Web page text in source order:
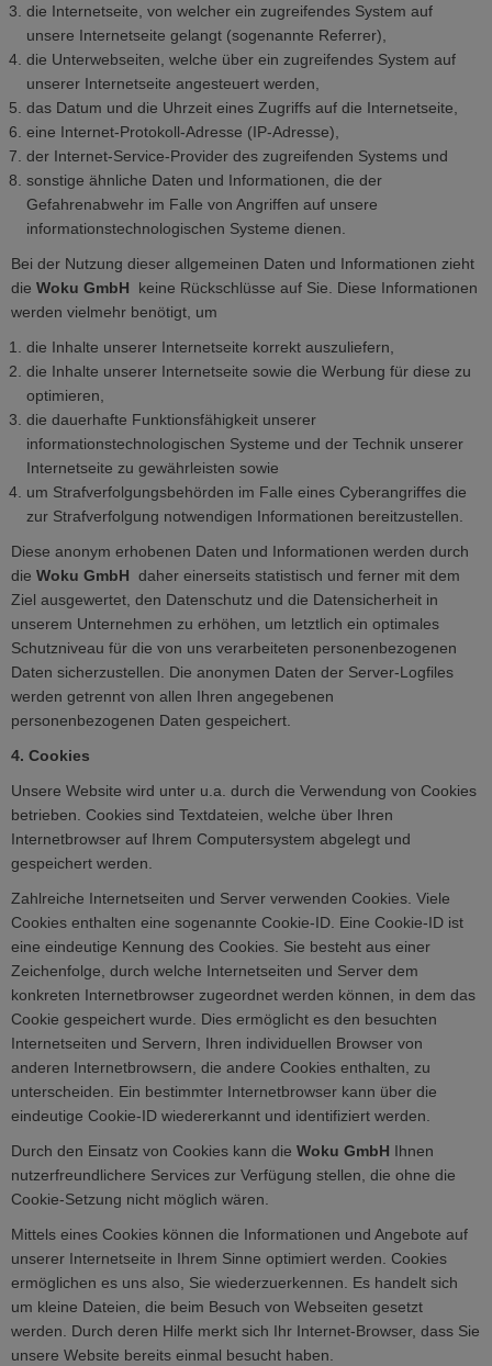
die Internetseite, von welcher ein zugreifendes System auf
unsere Internetseite gelangt (sogenannte Referrer),
die Unterwebseiten, welche über ein zugreifendes System auf
unserer Internetseite angesteuert werden,
das Datum und die Uhrzeit eines Zugriffs auf die Internetseite,
eine Internet-Protokoll-Adresse (IP-Adresse),
der Internet-Service-Provider des zugreifenden Systems und
sonstige ähnliche Daten und Informationen, die der
Gefahrenabwehr im Falle von Angriffen auf unsere
informationstechnologischen Systeme dienen.
Bei der Nutzung dieser allgemeinen Daten und Informationen zieht
die Woku GmbH
keine Rückschlüsse auf Sie. Diese Informationen
werden vielmehr benötigt, um
die Inhalte unserer Internetseite korrekt auszuliefern,
die Inhalte unserer Internetseite sowie die Werbung für diese zu
optimieren,
die dauerhafte Funktionsfähigkeit unserer
informationstechnologischen Systeme und der Technik unserer
Internetseite zu gewährleisten sowie
um Strafverfolgungsbehörden im Falle eines Cyberangriffes die
zur Strafverfolgung notwendigen Informationen bereitzustellen.
Diese anonym erhobenen Daten und Informationen werden durch
die Woku GmbH daher einerseits statistisch und ferner mit dem
Ziel ausgewertet, den Datenschutz und die Datensicherheit in
unserem Unternehmen zu erhöhen, um letztlich ein optimales
Schutzniveau für die von uns verarbeiteten personenbezogenen
Daten sicherzustellen. Die anonymen Daten der Server-Logfiles
werden getrennt von allen Ihren angegebenen
personenbezogenen Daten gespeichert.
4. Cookies
Unsere Website wird unter u.a. durch die Verwendung von Cookies
betrieben. Cookies sind Textdateien, welche über Ihren
Internetbrowser auf Ihrem Computersystem abgelegt und
gespeichert werden.
Zahlreiche Internetseiten und Server verwenden Cookies. Viele
Cookies enthalten eine sogenannte Cookie-ID. Eine Cookie-ID ist
eine eindeutige Kennung des Cookies. Sie besteht aus einer
Zeichenfolge, durch welche Internetseiten und Server dem
konkreten Internetbrowser zugeordnet werden können, in dem das
Cookie gespeichert wurde. Dies ermöglicht es den besuchten
Internetseiten und Servern, Ihren individuellen Browser von
anderen Internetbrowsern, die andere Cookies enthalten, zu
unterscheiden. Ein bestimmter Internetbrowser kann über die
eindeutige Cookie-ID wiedererkannt und identifiziert werden.
Durch den Einsatz von Cookies kann die Woku GmbH Ihnen
nutzerfreundlichere Services zur Verfügung stellen, die ohne die
Cookie-Setzung nicht möglich wären.
Mittels eines Cookies können die Informationen und Angebote auf
unserer Internetseite in Ihrem Sinne optimiert werden. Cookies
ermöglichen es uns also, Sie wiederzuerkennen. Es handelt sich
um kleine Dateien, die beim Besuch von Webseiten gesetzt
werden. Durch deren Hilfe merkt sich Ihr Internet-Browser, dass Sie
unsere Website bereits einmal besucht haben.